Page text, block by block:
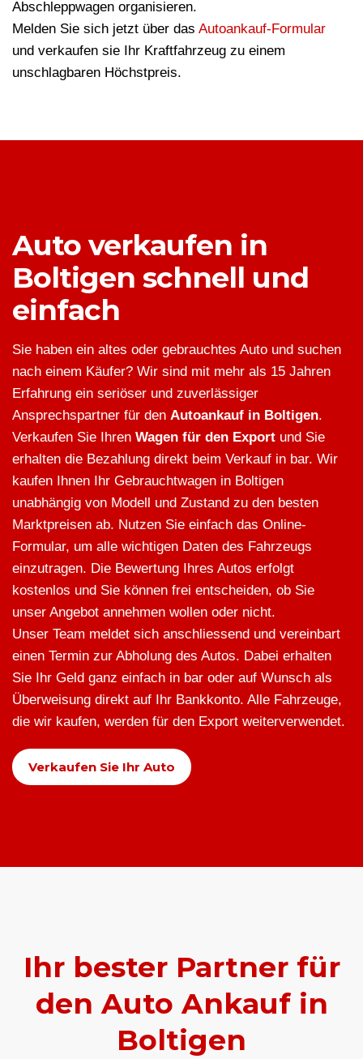
Abschleppwagen organisieren.
Melden Sie sich jetzt über das Autoankauf-Formular
und verkaufen sie Ihr Kraftfahrzeug zu einem
unschlagbaren Höchstpreis.
Auto verkaufen in
Boltigen schnell und
einfach
Sie haben ein altes oder gebrauchtes Auto und suchen
nach einem Käufer? Wir sind mit mehr als 15 Jahren
Erfahrung ein seriöser und zuverlässiger
Ansprechspartner für den Autoankauf in Boltigen.
Verkaufen Sie Ihren Wagen für den Export und Sie
erhalten die Bezahlung direkt beim Verkauf in bar. Wir
kaufen Ihnen Ihr Gebrauchtwagen in Boltigen
unabhängig von Modell und Zustand zu den besten
Marktpreisen ab. Nutzen Sie einfach das Online-
Formular, um alle wichtigen Daten des Fahrzeugs
einzutragen. Die Bewertung Ihres Autos erfolgt
kostenlos und Sie können frei entscheiden, ob Sie
unser Angebot annehmen wollen oder nicht.
Unser Team meldet sich anschliessend und vereinbart
einen Termin zur Abholung des Autos. Dabei erhalten
Sie Ihr Geld ganz einfach in bar oder auf Wunsch als
Überweisung direkt auf Ihr Bankkonto. Alle Fahrzeuge,
die wir kaufen, werden für den Export weiterverwendet.
Verkaufen Sie Ihr Auto
Ihr bester Partner für
den Auto Ankauf in
Boltigen